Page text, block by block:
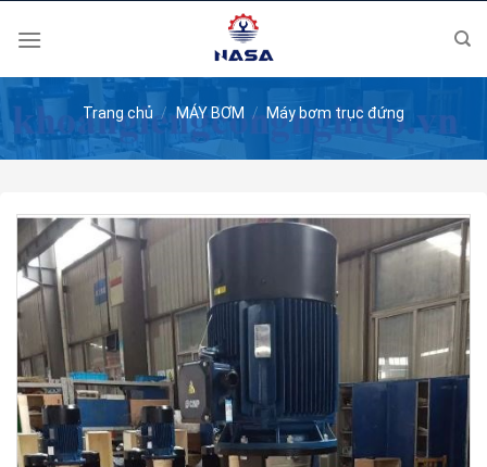
Trang chủ / MÁY BƠM / Máy bơm trục đứng